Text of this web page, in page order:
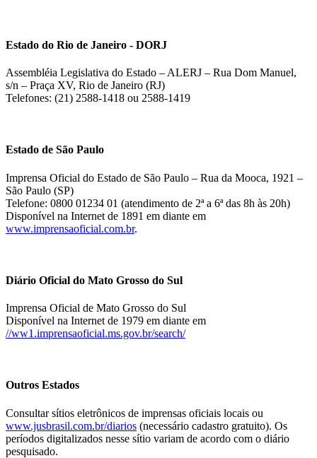
Estado do Rio de Janeiro - DORJ
Assembléia Legislativa do Estado – ALERJ – Rua Dom Manuel,
s/n – Praça XV, Rio de Janeiro (RJ)
Telefones: (21) 2588-1418 ou 2588-1419
Estado de São Paulo
Imprensa Oficial do Estado de São Paulo – Rua da Mooca, 1921 –
São Paulo (SP)
Telefone: 0800 01234 01 (atendimento de 2ª a 6ª das 8h às 20h)
Disponível na Internet de 1891 em diante em
www.imprensaoficial.com.br.
Diário Oficial do Mato Grosso do Sul
Imprensa Oficial de Mato Grosso do Sul
Disponível na Internet de 1979 em diante em
//ww1.imprensaoficial.ms.gov.br/search/
Outros Estados
Consultar sítios eletrônicos de imprensas oficiais locais ou
www.jusbrasil.com.br/diarios (necessário cadastro gratuito). Os
períodos digitalizados nesse sítio variam de acordo com o diário
pesquisado.